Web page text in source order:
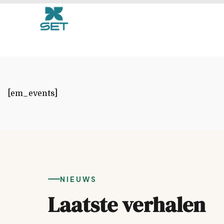
Events
[em_events]
NIEUWS
Laatste verhalen